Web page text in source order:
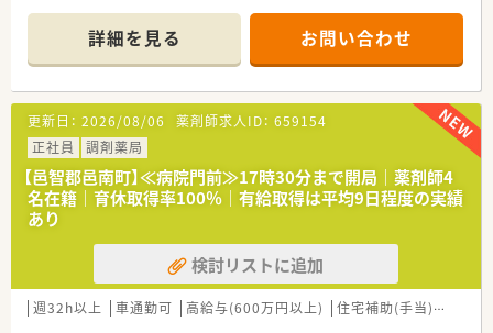
＜業務内容＞
■門前病院より複数の科目を応需しています。
■処方箋枚数は約76枚/日です。
＜研修制度＞
■現場の先輩薬剤師より指導を受けて頂きます。
＜法人特徴＞
■島根県で2店舗展開している薬局で大手薬局のグループ企業に
■グループとしては、調剤薬局運営・臨床検査・IT・流通事業など、
約50社もの企業から成り立っているグループ会社となります。
■ピラミッド型の組織ではなく、役職関係なくフラットに意見交
換が出来る組織運営を行っているのでトップダウンではなくみ
詳細を見る お問い合わせ
更新日： 2026/08/06 薬剤師求人ID： 659154
正社員
調剤薬局
【邑智郡邑南町】≪病院門前≫17時30分まで開局｜薬剤師4
名在籍｜育休取得率100％｜有給取得は平均9日程度の実績
あり
検討リストに追加
週32h以上 車通勤可 高給与(600万円以上) 住宅補助(手当)あり